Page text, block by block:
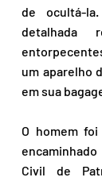
de ocultá-
detalhada
um aparelho
em sua
O homem
Civil de